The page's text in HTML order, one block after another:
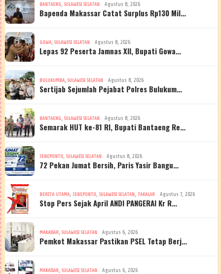
BANTAENG, SULAWESI SELATAN Agustus 8, 2026
Bapenda Makassar Catat Surplus Rp130 Mil…
GOWA, SULAWESI SELATAN Agustus 8, 2026
Lepas 92 Peserta Jamnas XII, Bupati Gowa…
BULUKUMBA, SULAWESI SELATAN Agustus 8, 2026
Sertijab Sejumlah Pejabat Polres Bulukum…
BANTAENG, SULAWESI SELATAN Agustus 8, 2026
Semarak HUT ke-81 RI, Bupati Bantaeng Re…
JENEPONTO, SULAWESI SELATAN Agustus 8, 2026
72 Pekan Jumat Bersih, Paris Yasir Bangu…
BERITA UTAMA, JENEPONTO, SULAWESI SELATAN, TAKALAR Agustus 7, 2026
Stop Pers Sejak April ANDI PANGERAI Kr R…
MAKASSAR, SULAWESI SELATAN Agustus 6, 2026
Pemkot Makassar Pastikan PSEL Tetap Berj…
MAKASSAR, SULAWESI SELATAN Agustus 6, 2026